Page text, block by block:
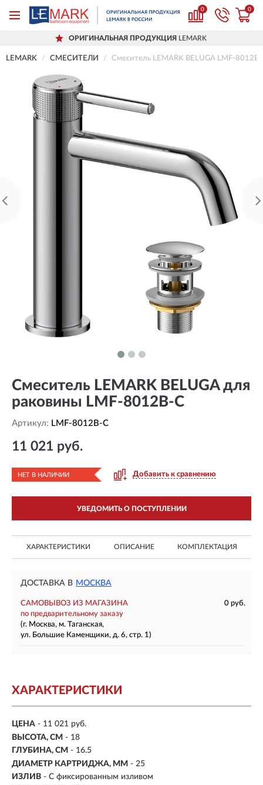
0 0
ОРИГИНАЛЬНАЯ ПРОДУКЦИЯ LEMARK
LEMARK СМЕСИТЕЛИ Смеситель LEMARK BELUGA LMF-
Смеситель LEMARK BELUGA для
раковины LMF-8012B-C
Артикул: LMF-8012B-C
11 021 руб.
НЕТ В НАЛИЧИИ Добавить к сравнению
УВЕДОМИТЬ О ПОСТУПЛЕНИИ
ХАРАКТЕРИСТИКИ ОПИСАНИЕ КОМПЛЕКТАЦИЯ
ДОСТАВКА В МОСКВА
САМОВЫВОЗ ИЗ МАГАЗИНА
0 руб.
по предварительному заказу
(г. Москва, м. Таганская,
ул. Большие Каменщики, д. 6, стр. 1)
ХАРАКТЕРИСТИКИ
ЦЕНА - 11 021 руб.
ВЫСОТА, СМ - 18
ГЛУБИНА, СМ - 16.5
ДИАМЕТР КАРТРИДЖА, ММ - 25
ИЗЛИВ - С фиксированным изливом